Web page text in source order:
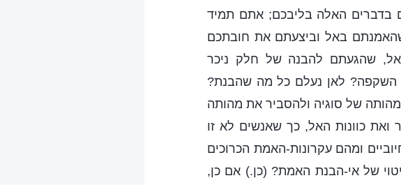
בדברים האלה בליבכם; אתם תמיד
באל וביצעתם את חובתכם
שהגעתם להבנה של חלק ניכר
השקפה? לאן נעלם כל מה שהבנת?
של סוגיה ולהסביר את מהותה
ואת כוונות האל, כך שאנשים לא זו
ומהם עקרונות-האמת הכרוכים
של אי-הבנת האמת? (כן.) אם כן,